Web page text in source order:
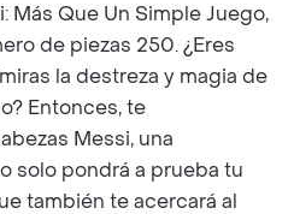
Más Que Un Simple Juego,
de piezas 250. ¿Eres
la destreza y magia de
Entonces, te
Messi, una
solo pondrá a prueba tu
también te acercará al